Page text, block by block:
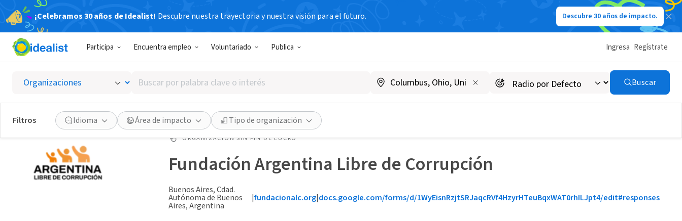
¡Celebramos 30 años de Idealist! Descubre nuestra trayectoria y nuestra visión para el futuro. Descubre 30 años de impacto.
Participa Encuentra empleo Voluntariado Publica Ingresa Regístrate
Buscar
por
palabra
clave
o
interés
Buscar
Filtros Idioma Área de impacto Tipo de organización
ORGANIZACIÓN SIN FIN DE LUCRO
Fundación Argentina Libre de Corrupción
Buenos Aires, Cdad.
Autónoma de Buenos
Aires, Argentina
|fundacionalc.org|docs.google.com/forms/d/1WyEisnRzjtSRJaqcRVf4HzyrHTeuBqxWAT0rhILJpt4/edit#responses